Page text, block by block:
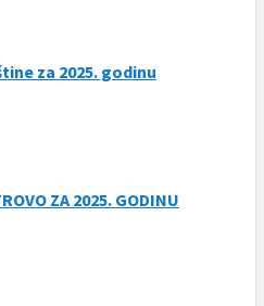
za 2025. godinu
ZA 2025. GODINU